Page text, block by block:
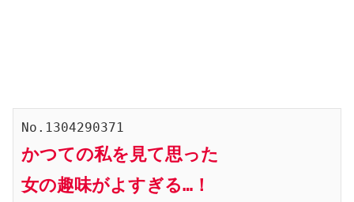
No.1304290371
かつての私を見て思った
女の趣味がよすぎる…！